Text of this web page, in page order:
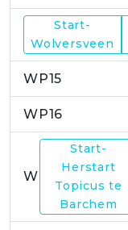
WP14
Start-
Wolversveen
WP15
WP16
Start-
Herstart
Topicus te
Barchem